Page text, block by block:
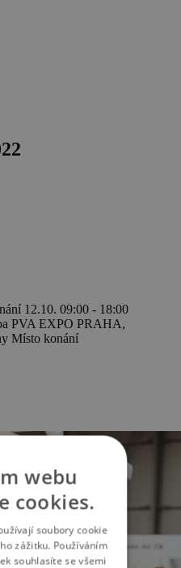
12.10. 09:00 - 18:00
PVA EXPO PRAHA,
Místo konání
webu
cookies.
soubory cookie
zážitku. Používáním
souhlasíte se všemi